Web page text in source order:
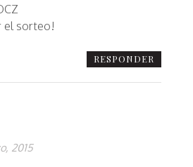
el sorteo!
RESPONDER
2015